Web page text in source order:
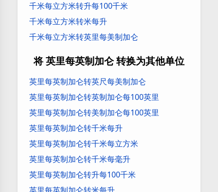
千米每立方米转升每100千米
千米每立方米转米每升
千米每立方米转英里每美制加仑
将 英里每英制加仑 转换为其他单位
英里每英制加仑转英尺每美制加仑
英里每英制加仑转英制加仑每100英里
英里每英制加仑转美制加仑每100英里
英里每英制加仑转千米每升
英里每英制加仑转千米每立方米
英里每英制加仑转千米每毫升
英里每英制加仑转升每100千米